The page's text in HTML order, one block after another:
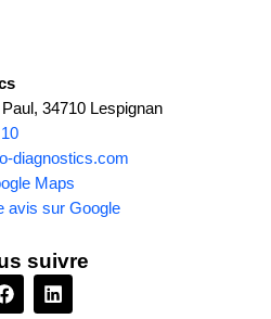
34710 Lespignan
diagnostics.com
Maps
avis sur Google
suivre
F
a
L
i